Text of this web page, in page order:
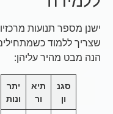
ישנן מספר תנועות מרכזיות
שצריך ללמוד כשמתחילים.
הנה מבט מהיר עליהן:
סגנ
תיא
יתר
ונות